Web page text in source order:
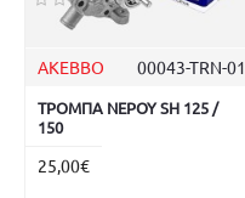
AKEBBO 00043-TRN-01
ΤΡΟΜΠΑ ΝΕΡΟΥ SH 125 /
150
25,00€